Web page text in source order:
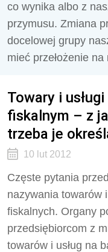
co wynika albo z
przymusu. Zmiana
docelowej grupy
mieć przełożenie
Towary i
fiskalnym – z
trzeba je
10 lut 2012
Częste pytania
nazywania towarów
fiskalnych. Organy
przedsiębiorcom z
towarów i usług na